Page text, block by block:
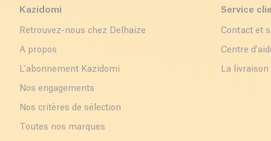
Kazidomi
Retrouvez-nous chez Delhaize
A propos
L'abonnement Kazidomi
Nos engagements
Nos critères de sélection
Toutes nos marques
Service
Contact et
Centre
La livraison